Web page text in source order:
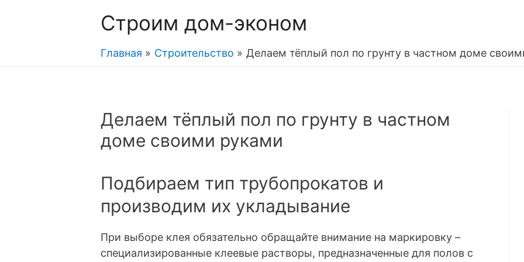
Строим дом-эконом
Главная Строительство Делаем тёплый пол по грунту в частном доме
Делаем тёплый пол по грунту в частном
доме своими руками
Подбираем тип трубопрокатов и
производим их укладывание
При выборе клея обязательно обращайте внимание на маркировку –
специализированные клеевые растворы, предназначенные для полов с